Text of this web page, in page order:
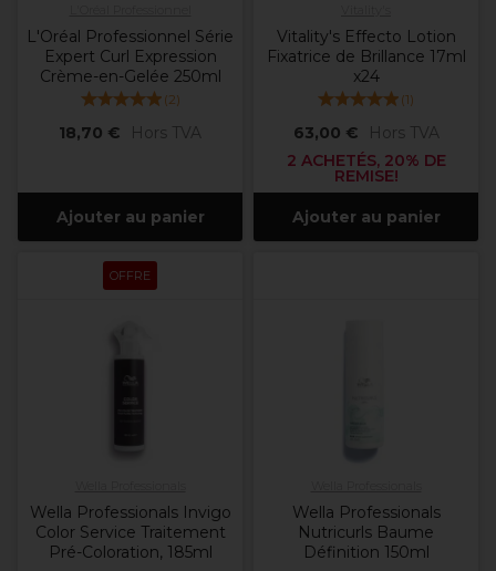
L'Oréal Professionnel Série
Expert Curl Expression
Crème-en-Gelée 250ml
(2)
18,70 € Hors TVA
Ajouter au panier
Vitality's Effecto Lotion
Fixatrice de Brillance 17ml
x24
(1)
63,00 €
Hors TVA
2 ACHETÉS, 20% DE
REMISE!
Ajouter au panier
OFFRE
Wella Professionals Invigo
Color Service Traitement
Pré-Coloration, 185ml
Wella Professionals
Nutricurls Baume
Définition 150ml